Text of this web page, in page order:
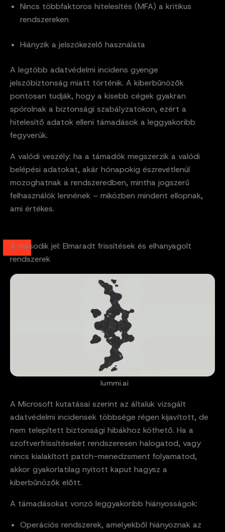
Nincs többfaktoros hitelesítés (MFA) a kritikus
rendszereken
Hiányzik a jelszókezelő használata
A legtöbb adatvédelmi incidens gyenge
jelszóbiztonság miatt történik. A kiberbűnözők
pontosan tudják, hogy a kisebb cégek gyakran
spórolnak a biztonsági szabályzatokon, ezért a
hitelesítő adatok elleni támadások a leggyakoribb
fegyverük.
A valódi veszély: ha a támadók megszerzik a valódi
belépési adatokat, akár hónapokig észrevétlenül
mozoghatnak a rendszeredben, mintha jogszerű
felhasználók lennének – miközben mindent ellopnak,
ami értékes.
A második jel: Elmaradt frissítések és elhanyagolt
rendszerek
lummi.ai
A Microsoft kutatásai szerint az általuk vizsgált
adatvédelmi incidensek többsége régen kijavított, de
nem telepített biztonsági hibákhoz köthető. Ha a
szoftverfrissítéseket rendszeresen halogatod, vagy
nincs kialakított patch-menedzsment folyamatod,
akkor gyakorlatilag nyitott kaput hagysz a
kiberbűnözők előtt.
A támadásokat vonzó leggyakoribb hiányosságok:
Operációs rendszerek, amelyekből hiányoznak az